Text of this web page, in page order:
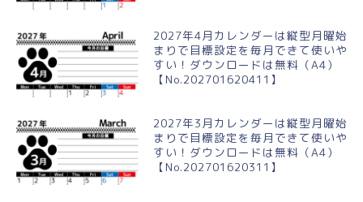
2027年4月カレンダーは縦型月曜始
まりで目標設定を毎月できて使いや
すい！ダウンロードは無料（A4）
【No.202701620411】
2027年3月カレンダーは縦型月曜始
まりで目標設定を毎月できて使いや
すい！ダウンロードは無料（A4）
【No.202701620311】